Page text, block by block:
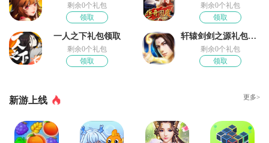
剩余0个礼包
领取
剩余0个礼包
领取
一人之下礼包领取
剩余0个礼包
领取
轩辕剑剑之源礼包领取
剩余0个礼包
领取
新游上线 更多>